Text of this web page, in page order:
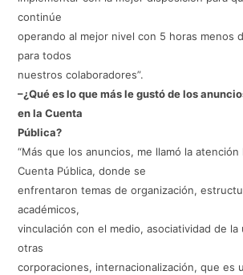
continúe
operando al mejor nivel con 5 horas menos
para todos
nuestros colaboradores”.
–¿Qué es lo que más le gustó de los
en la Cuenta
Pública?
“Más que los anuncios, me llamó la
Cuenta Pública, donde se
enfrentaron temas de organización,
académicos,
vinculación con el medio, asociatividad de la
otras
corporaciones, internacionalización, que es